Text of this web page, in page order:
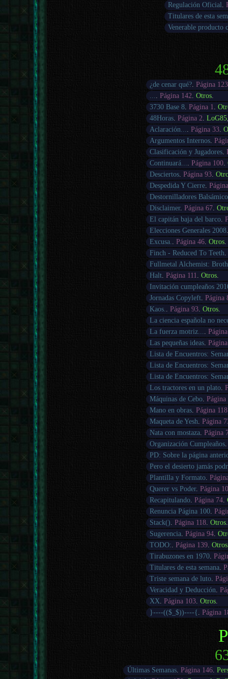
Regulación Oficial .
Titulares de esta
Venerable producto
¿de cenar qué?.Página 123
....Página 142.Otros.
3730 Base 8.Página 1.
48Horas.Página 2.LoG85
Aclaración....Página 33.
Argumentos Internos.
Clasificación y Jugadores.
Continuará....Página 100.
Desciertos.Página 93.
Despedida Y Cierre.
Destornilladores
Disclaimer.Página 67.
El capitán baja del barco.
Elecciones Generales 2008
Excusa..Página 46.Otros.
Finch - Reduced To Teeth
Fullmetal Alchemist:
Halt.Página 111.Otros.
Invitación cumpleaños
Jornadas Copyleft.Página
Kaos..Página 93.Otros.
La ciencia española no
La fuerza motriz....
Las pequeñas ideas.
Lista de Encuentros:
Lista de Encuentros:
Lista de Encuentros:
Los tractores en un plato.
Máquinas de Cebo.Página
Mano en obras.Página 118
Maqueta de Yesh.Página
Nata con mostaza.Página
Organización Cumpleaños
PD: Sobre la página
Pero el desierto jamás
Plantilla y Formato.
Querer vs Poder.Página
Recapitulando.Página 74.
Renuncia Página 100.
Stack().Página 118.Otros.
Sugerencia.Página 94.
TODO:.Página 139.Otros
Tirabuzones en 1970.
Titulares de esta semana.
Triste semana de luto.
Veracidad y Deducción.
XX.Página 103.Otros.
}----(($_$))----{ .Página
Últimas Semanas. Página 146.